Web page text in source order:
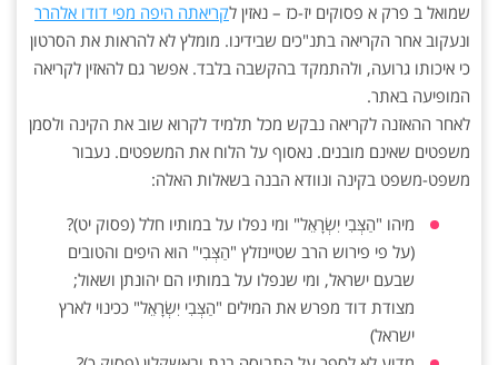
שמואל ב פרק א פסוקים יז-כז – נאזין לקריאתה היפה מפי דודו אלהרר
ונעקוב אחר הקריאה בתנ"כים שבידינו. מומלץ לא להראות את הסרטון
כי איכותו גרועה, ולהתמקד בהקשבה בלבד. אפשר גם להאזין לקריאה
המופיעה באתר.
לאחר ההאזנה לקריאה נבקש מכל תלמיד לקרוא שוב את הקינה ולסמן
משפטים שאינם מובנים. נאסוף על הלוח את המשפטים. נעבור
משפט-משפט בקינה ונוודא הבנה בשאלות האלה:
מיהו "הַצְּבִי יִשְׂרָאֵל" ומי נפלו על במותיו חלל (פסוק יט)?
(על פי פירוש הרב שטיינזלץ "הַצְּבִי" הוא היפים והטובים
שבעם ישראל, ומי שנפלו על במותיו הם יהונתן ושאול;
מצודת דוד מפרש את המילים "הַצְּבִי יִשְׂרָאֵל" ככינוי לארץ
ישראל)